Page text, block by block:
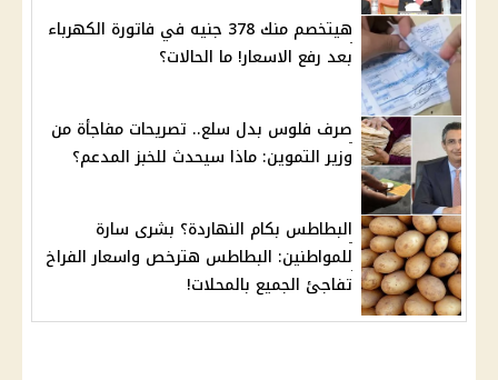
هيتخصم منك 378 جنيه في فاتورة الكهرباء
بعد رفع الاسعار! ما الحالات؟
صرف فلوس بدل سلع.. تصريحات مفاجأة من
وزير التموين: ماذا سيحدث للخبز المدعم؟
البطاطس بكام النهاردة؟ بشرى سارة
للمواطنين: البطاطس هترخص واسعار الفراخ
تفاجئ الجميع بالمحلات!